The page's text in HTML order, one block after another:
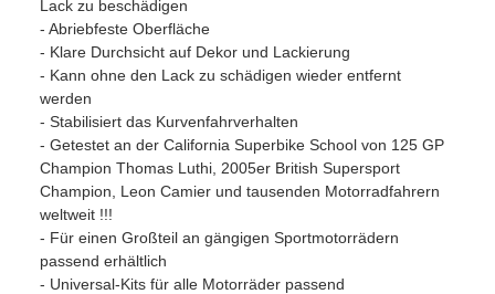
Lack zu beschädigen
- Abriebfeste Oberfläche
- Klare Durchsicht auf Dekor und Lackierung
- Kann ohne den Lack zu schädigen wieder entfernt
werden
- Stabilisiert das Kurvenfahrverhalten
- Getestet an der California Superbike School von 125 GP
Champion Thomas Luthi, 2005er British Supersport
Champion, Leon Camier und tausenden Motorradfahrern
weltweit !!!
- Für einen Großteil an gängigen Sportmotorrädern
passend erhältlich
- Universal-Kits für alle Motorräder passend